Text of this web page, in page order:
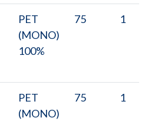
PET
(MONO)
100%
75 1
PET
(MONO)
75 1